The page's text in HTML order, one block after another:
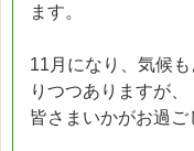
ます。
11月になり、気候
りつつありますが、
皆さまいかがお過ご